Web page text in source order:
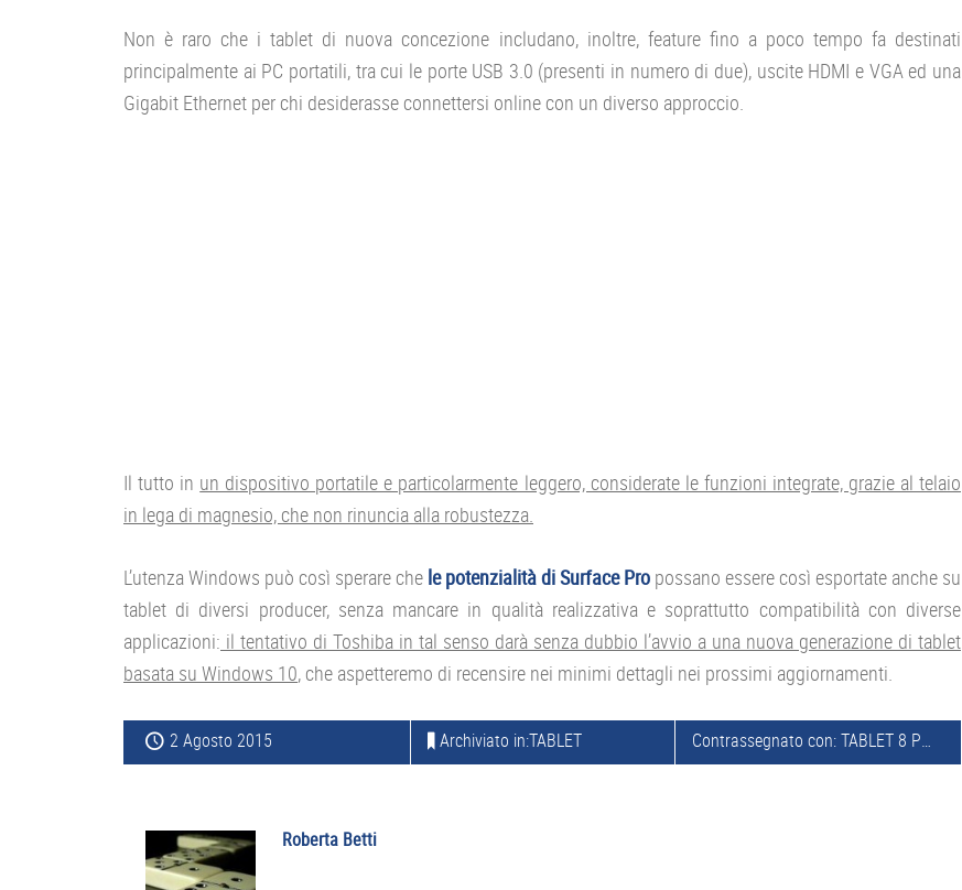
Non è raro che i tablet di nuova concezione includano, inoltre, feature fino a poco tempo fa destinati
principalmente ai PC portatili, tra cui le porte USB 3.0 (presenti in numero di due), uscite HDMI e VGA ed una
Gigabit Ethernet per chi desiderasse connettersi online con un diverso approccio.
Il tutto in un dispositivo portatile e particolarmente leggero, considerate le funzioni integrate, grazie al telaio
in lega di magnesio, che non rinuncia alla robustezza.
L’utenza Windows può così sperare che le potenzialità di Surface Pro possano essere così esportate anche su
tablet di diversi producer, senza mancare in qualità realizzativa e soprattutto compatibilità con diverse
applicazioni: il tentativo di Toshiba in tal senso darà senza dubbio l’avvio a una nuova generazione di tablet
basata su Windows 10, che aspetteremo di recensire nei minimi dettagli nei prossimi aggiornamenti.
2 Agosto 2015 Archiviato in:TABLET Contrassegnato con:TABLET 8 POLLICI
Roberta Betti